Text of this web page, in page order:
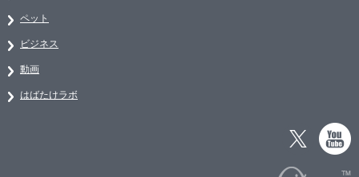
ペット
ビジネス
動画
はばたけラボ